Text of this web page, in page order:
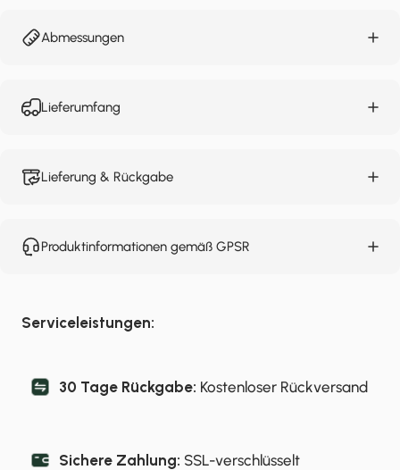
Abmessungen
Lieferumfang
Lieferung & Rückgabe
Produktinformationen gemäß GPSR
Serviceleistungen:
30 Tage Rückgabe: Kostenloser Rückversand
Sichere Zahlung: SSL-verschlüsselt